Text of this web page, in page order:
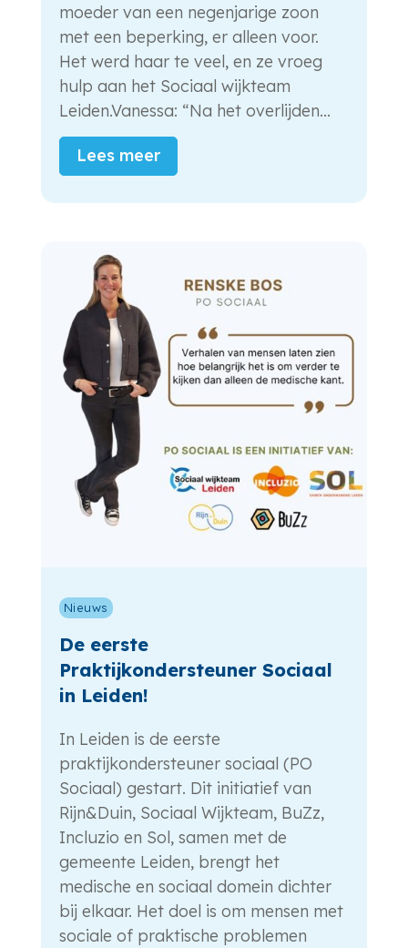
moeder van een negenjarige zoon
met een beperking, er alleen voor.
Het werd haar te veel, en ze vroeg
hulp aan het Sociaal wijkteam
Leiden.Vanessa: “Na het overlijden...
Lees meer
Nieuws
De eerste
Praktijkondersteuner Sociaal
in Leiden!
In Leiden is de eerste
praktijkondersteuner sociaal (PO
Sociaal) gestart. Dit initiatief van
Rijn&Duin, Sociaal Wijkteam, BuZz,
Incluzio en Sol, samen met de
gemeente Leiden, brengt het
medische en sociaal domein dichter
bij elkaar. Het doel is om mensen met
sociale of praktische problemen